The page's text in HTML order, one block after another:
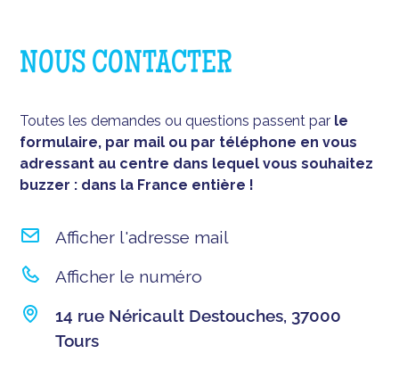
NOUS CONTACTER
Toutes les demandes ou questions passent par le
formulaire, par mail ou par téléphone en vous
adressant au centre dans lequel vous souhaitez
buzzer : dans la France entière !
Afficher l'adresse mail
Afficher le numéro
14 rue Néricault Destouches, 37000
Tours